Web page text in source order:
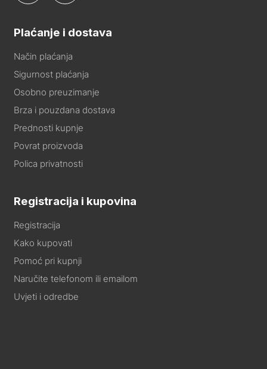
Plaćanje i dostava
Način plaćanja
Sigurnost plaćanja
Osobno preuzimanje
Brza i pouzdana dostava
Prednosti kupnje
Povrat proizvoda
Polica privatnosti
Registracija i kupovina
Registracija
Kako kupovati
Pomoć pri kupnji
Naručite telefonom ili emailom
Uvjeti i odredbe